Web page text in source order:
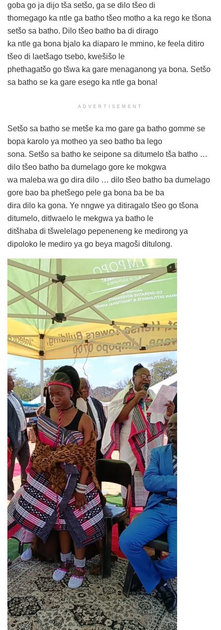
goba go ja dijo tša setšo, ga se dilo tšeo di
thomegago ka ntle ga batho tšeo motho a ka rego ke tšona
setšo sa batho. Dilo tšeo batho ba di dirago
ka ntle ga bona bjalo ka diaparo le mmino, ke feela ditiro
tšeo di laetšago tsebo, kwešišo le
phethagatšo go tšwa ka gare menaganong ya bona. Setšo
sa batho se ka gare esego ka ntle ga bona!
ADVERTISEMENT
Setšo sa batho se metše ka mo gare ga batho gomme se
bopa karolo ya motheo ya seo batho ba lego
sona. Setšo sa batho ke seipone sa ditumelo tša batho …
dilo tšeo batho ba dumelago gore ke mokgwa
wa maleba wa go dira dilo … dilo tšeo batho ba dumelago
gore bao ba phetšego pele ga bona ba be ba
dira dilo ka gona. Ye nngwe ya ditiragalo tšeo go tšona
ditumelo, ditlwaelo le mekgwa ya batho le
ditšhaba di tšwelelago pepeneneng ke medirong ya
dipoloko le mediro ya go beya magoši ditulong.